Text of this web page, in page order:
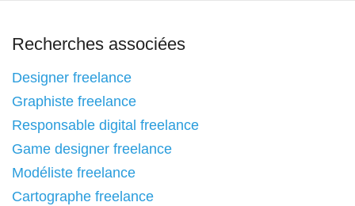
Recherches associées
Designer freelance
Graphiste freelance
Responsable digital freelance
Game designer freelance
Modéliste freelance
Cartographe freelance